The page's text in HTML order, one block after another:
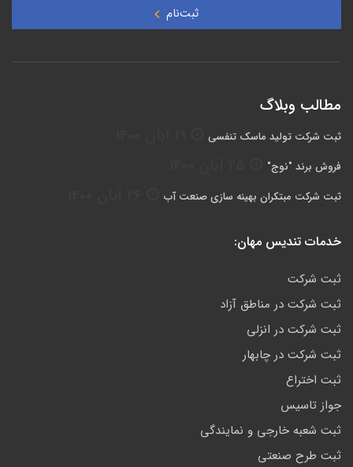
ثبت‌نام
مطالب وبلاگ
ثبت شرکت تولید ماسک تنفسی
فروش برند "نوج"
ثبت شرکت مبتكران بهينه سازي صنعت آب
خدمات تندیس مهان:
ثبت شرکت
ثبت شرکت در مناطق آزاد
ثبت شرکت در انزلی
ثبت شرکت در چابهار
ثبت اختراع
جواز تاسیس
ثبت شعبه خارجی و نمایندگی
ثبت طرح صنعتی